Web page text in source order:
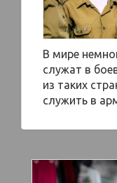
В мире
служат в
из таких
служить в